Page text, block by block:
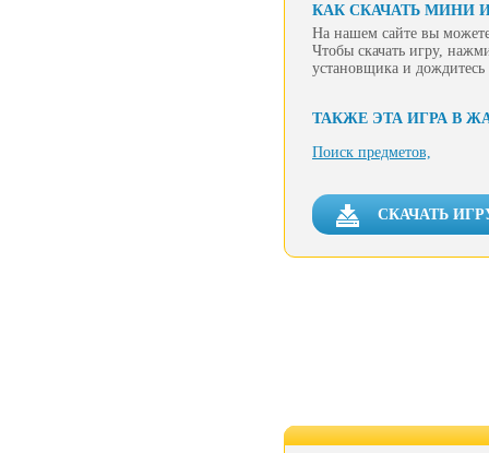
КАК СКАЧАТЬ МИНИ
На нашем сайте вы
Чтобы скачать игру,
установщика и
ТАКЖЕ ЭТА ИГРА В
Поиск предметов,
СКАЧАТЬ